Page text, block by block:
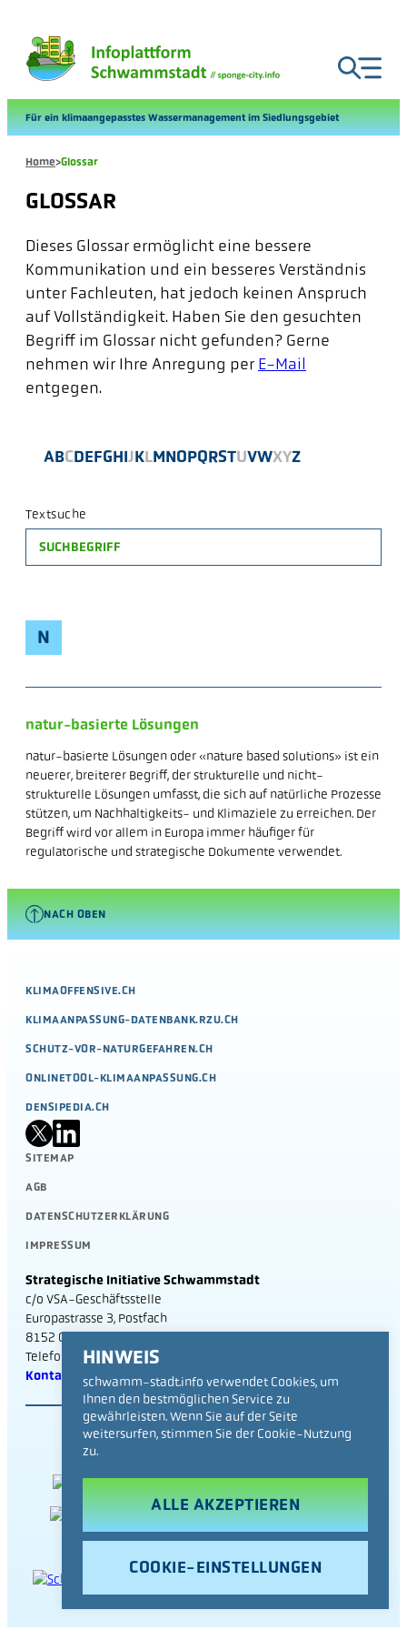
HINWEIS
schwamm-stadt.info verwendet Cookies, um
Ihnen den bestmöglichen Service zu
gewährleisten. Wenn Sie auf der Seite
weitersurfen, stimmen Sie der Cookie-Nutzung
zu.
COOKIE-EINSTELLUNGEN
ALLE AKZEPTIEREN
Inhalt
springen
Für ein klimaangepasstes Wassermanagement im Siedlungsgebiet
Home>Glossar
GLOSSAR
Dieses Glossar ermöglicht eine bessere
Kommunikation und ein besseres Verständnis
unter Fachleuten, hat jedoch keinen Anspruch
auf Vollständigkeit. Haben Sie den gesuchten
Begriff im Glossar nicht gefunden? Gerne
nehmen wir Ihre Anregung per E-Mail
entgegen.
ABCDEFGHIJKLMNOPQRSTUVWXYZ
Textsuche
N
natur-basierte Lösungen
natur-basierte Lösungen oder «nature based solutions» ist ein
neuerer, breiterer Begriff, der strukturelle und nicht-
strukturelle Lösungen umfasst, die sich auf natürliche Prozesse
stützen, um Nachhaltigkeits- und Klimaziele zu erreichen. Der
Begriff wird vor allem in Europa immer häufiger für
regulatorische und strategische Dokumente verwendet.
NACH OBEN
KLIMAOFFENSIVE.CH
KLIMAANPASSUNG-DATENBANK.RZU.CH
SCHUTZ-VOR-NATURGEFAHREN.CH
ONLINETOOL-KLIMAANPASSUNG.CH
DENSIPEDIA.CH
SITEMAP
AGB
DATENSCHUTZERKLÄRUNG
IMPRESSUM
Strategische Initiative Schwammstadt
c/o VSA-Geschäftsstelle
Europastrasse 3, Postfach
8152 Glattbrugg
Telefon 043 343 70 70
Kontakt